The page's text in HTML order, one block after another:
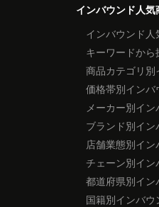
インバウンド人
インバウンド
キーワードから
商品カテゴリ
価格帯別イン
メーカー別イ
ブランド別イ
店舗業態別イ
チェーン別イ
都道府県別イ
国籍別インバ